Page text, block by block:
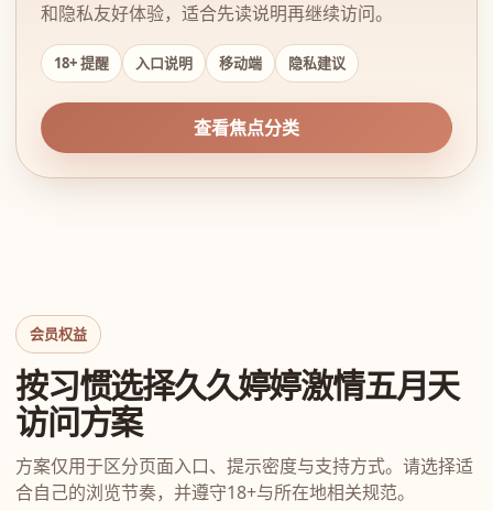
和隐私友好体验，适合先读说明再继续访问。
18+ 提醒 入口说明 移动端 隐私建议
查看焦点分类
会员权益
按习惯选择久久婷婷激情五月天
访问方案
方案仅用于区分页面入口、提示密度与支持方式。请选择适
合自己的浏览节奏，并遵守18+与所在地相关规范。